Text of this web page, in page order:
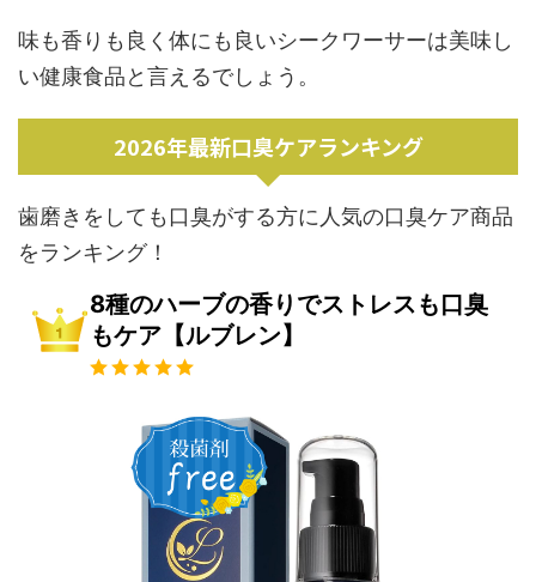
味も香りも良く体にも良いシークワーサーは美味し
い健康食品と言えるでしょう。
2026年最新口臭ケアランキング
歯磨きをしても口臭がする方に人気の口臭ケア商品
をランキング！
8種のハーブの香りでストレスも口臭
もケア【ルブレン】